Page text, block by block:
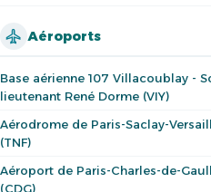
Aéroports
Base aérienne 107 Villacoublay -
lieutenant René Dorme (VIY)
Aérodrome de Paris-Saclay-
(TNF)
Aéroport de Paris-Charles-de-
(CDG)